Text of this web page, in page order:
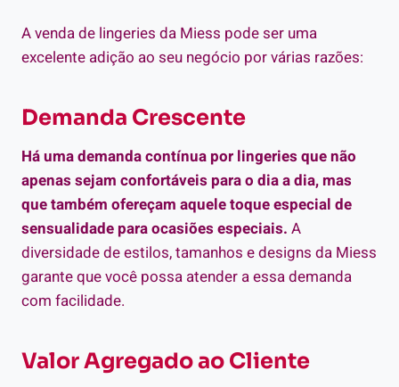
A venda de lingeries da Miess pode ser uma
excelente adição ao seu negócio por várias razões:
Demanda Crescente
Há uma demanda contínua por lingeries que não
apenas sejam confortáveis para o dia a dia, mas
que também ofereçam aquele toque especial de
sensualidade para ocasiões especiais. A
diversidade de estilos, tamanhos e designs da Miess
garante que você possa atender a essa demanda
com facilidade.
Valor Agregado ao Cliente